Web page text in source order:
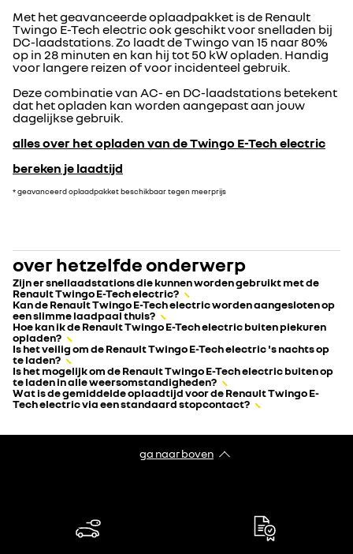
Met het geavanceerde oplaadpakket is de Renault
Twingo E-Tech electric ook geschikt voor snelladen bij
DC-laadstations. Zo laadt de Twingo van 15 naar 80%
op in 28 minuten en kan hij tot 50 kW opladen. Handig
voor langere reizen of voor incidenteel gebruik.
Deze combinatie van AC- en DC-laadstations betekent
dat het opladen kan worden aangepast aan jouw
dagelijkse gebruik.
alles over het opladen van de Twingo E-Tech electric
bereken je laadtijd
* geavanceerd oplaadpakket beschikbaar tegen meerprijs
over hetzelfde onderwerp
Zijn er snellaadstations die kunnen worden gebruikt met de
Renault Twingo E-Tech electric?
Kan de Renault Twingo E-Tech electric worden aangesloten op
een slimme laadpaal thuis?
Hoe kan ik de Renault Twingo E-Tech electric buiten piekuren
opladen?
Is het veilig om de Renault Twingo E-Tech electric 's nachts op
te laden?
Is het mogelijk om de Renault Twingo E-Tech electric buiten op
te laden in alle weersomstandigheden?
Wat is de gemiddelde oplaadtijd voor de Renault Twingo E-
Tech electric via een standaard stopcontact?
ga naar boven